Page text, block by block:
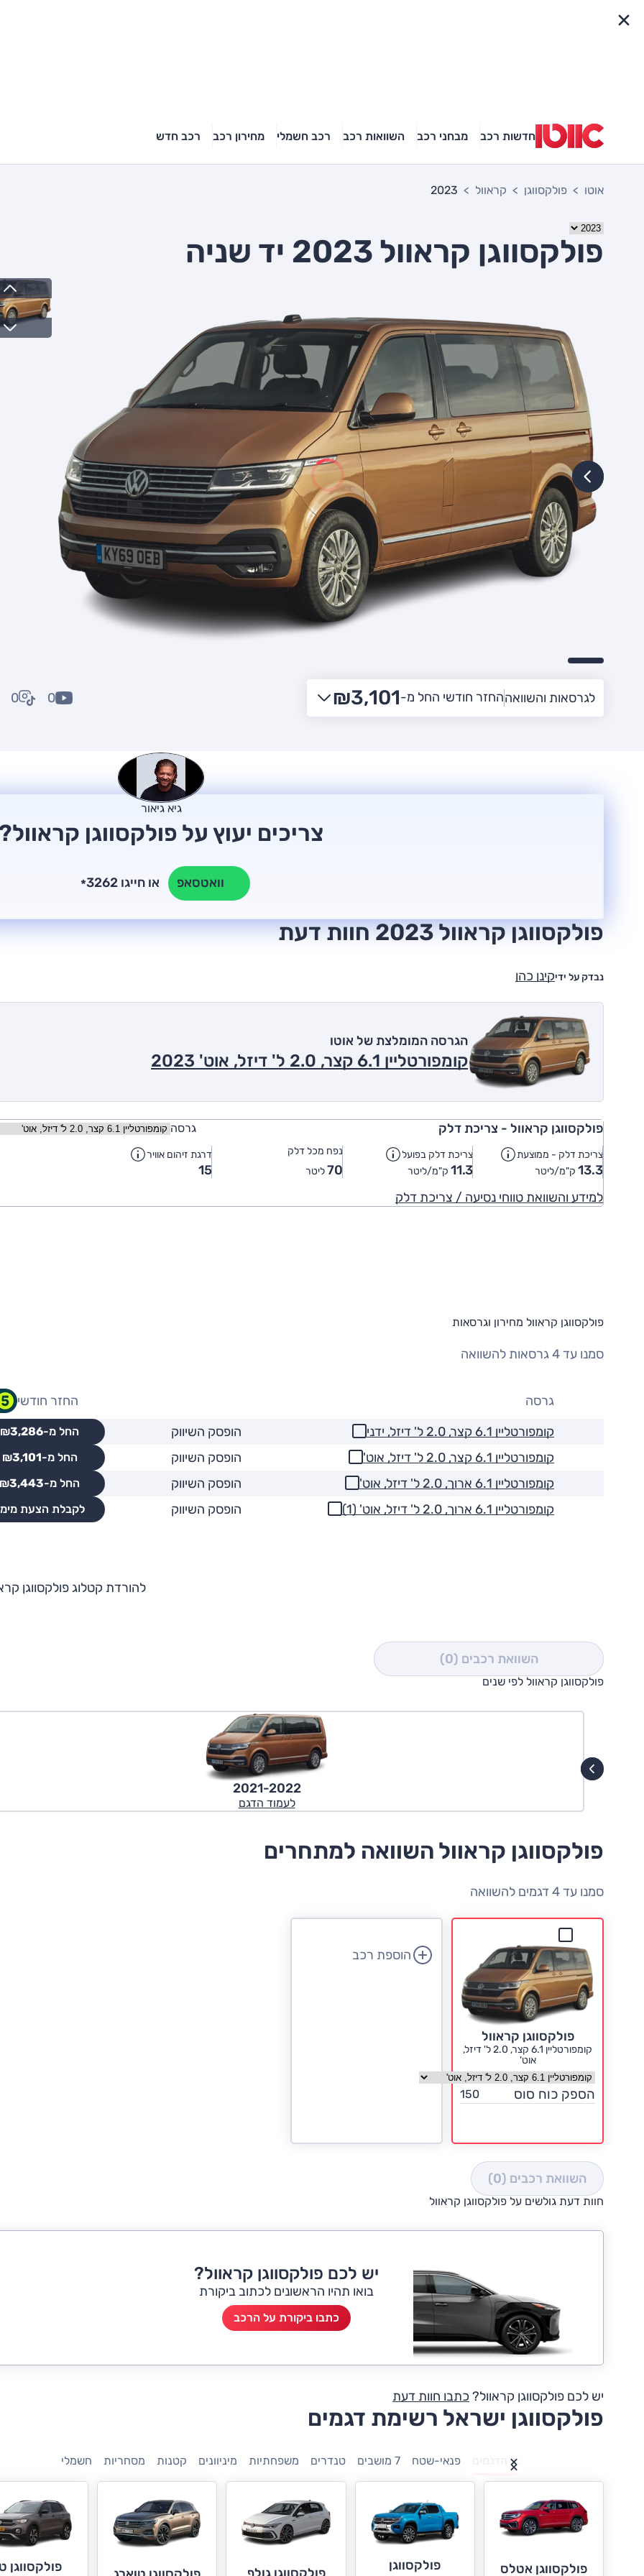
חדשות רכב מבחני רכב השוואות רכב רכב חשמלי מחירון רכב רכב חדש
אוטו פולקסווגן קראוול 2023
פולקסווגן קראוול 2023 יד שניה
לגרסאות והשוואההחזר חודשי החל מ-₪3,101
0
0
גיא גיאור
צריכים יעוץ על פולקסווגן
וואטסאפ * או חייגו 3262
פולקסווגן קראוול 2023 חוות דעת
נבדק על ידיקינן כהן
הגרסה המומלצת של אוטו
קומפורטליין 6.1 קצר, 2.0 ל' דיזל, אוט' 2023
פולקסווגן קראוול - צריכת דלק גרסה
צריכת דלק - ממוצעת
13.3 ק"מ/ליטר
צריכת דלק בפועל
11.3 ק"מ/ליטר
נפח מכל דלק
70ליטר
דרגת זיהום אוויר
15
למידע והשוואת טווחי נסיעה / צריכת דלק
פולקסווגן קראוול מחירון וגרסאות
סמנו עד 4 גרסאות להשוואה
גרסה
החזר חודשי
קומפורטליין 6.1 קצר, 2.0 ל' דיזל, ידני
הופסק השיווק החל מ-₪3,286
קומפורטליין 6.1 קצר, 2.0 ל' דיזל, אוט' הופסק השיווק החל מ-₪3,101
קומפורטליין 6.1 ארוך, 2.0 ל' דיזל, אוט' הופסק השיווק החל מ-₪3,443
קומפורטליין 6.1 ארוך, 2.0 ל' דיזל, אוט' (1) הופסק השיווק לקבלת הצעת
להורדת קטלוג פולקסווגן
השוואת רכבים (0)
פולקסווגן קראוול לפי שנים
2021-2022
לעמוד הדגם
פולקסווגן קראוול השוואה למתחרים
סמנו עד 4 דגמים להשוואה
פולקסווגן קראוול
קומפורטליין 6.1 קצר, 2.0 ל' דיזל,
אוט'
בחר גרסה פולקסווגן קראוול
הספק כוח סוס 150
הוספת רכב
השוואת רכבים (0)
חוות דעת גולשים על פולקסווגן קראוול
יש לכם פולקסווגן קראוול?
בואו תהיו הראשונים לכתוב ביקורת
כתבו ביקורת על הרכב
יש לכם פולקסווגן קראוול? כתבו חוות דעת
פולקסווגן ישראל רשימת דגמים
כל הדגמים פנאי-שטח 7 מושבים טנדרים משפחתיות מיניוונים קטנות מסחריות חשמלי
פולקסווגן אטלס
פולקסווגן
פולקסווגן